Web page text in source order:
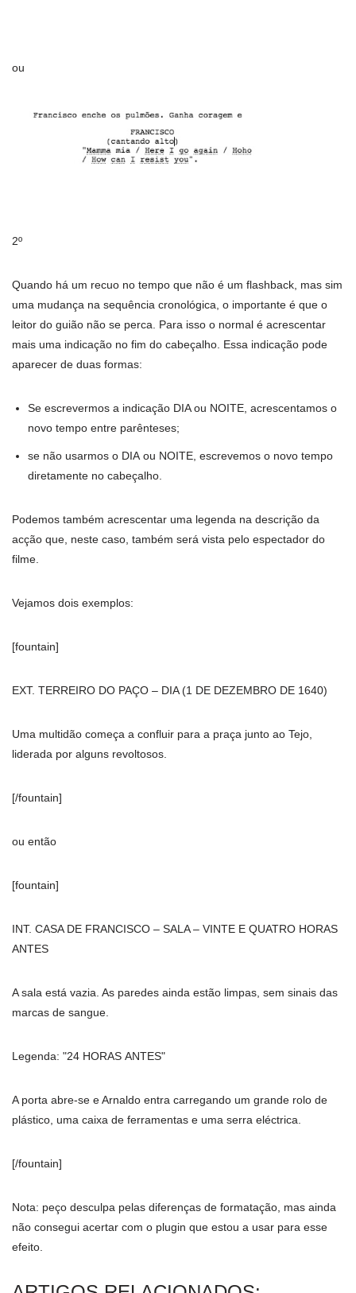
ou
2º
Quando há um recuo no tempo que não é um flashback, mas sim
uma mudança na sequência cronológica, o importante é que o
leitor do guião não se perca. Para isso o normal é acrescentar
mais uma indicação no fim do cabeçalho. Essa indicação pode
aparecer de duas formas:
Se escrevermos a indicação DIA ou NOITE, acrescentamos o
novo tempo entre parênteses;
se não usarmos o DIA ou NOITE, escrevemos o novo tempo
diretamente no cabeçalho.
Podemos também acrescentar uma legenda na descrição da
acção que, neste caso, também será vista pelo espectador do
filme.
Vejamos dois exemplos:
[fountain]
EXT. TERREIRO DO PAÇO – DIA (1 DE DEZEMBRO DE 1640)
Uma multidão começa a confluir para a praça junto ao Tejo,
liderada por alguns revoltosos.
[/fountain]
ou então
[fountain]
INT. CASA DE FRANCISCO – SALA – VINTE E QUATRO HORAS
ANTES
A sala está vazia. As paredes ainda estão limpas, sem sinais das
marcas de sangue.
Legenda: "24 HORAS ANTES"
A porta abre-se e Arnaldo entra carregando um grande rolo de
plástico, uma caixa de ferramentas e uma serra eléctrica.
[/fountain]
Nota: peço desculpa pelas diferenças de formatação, mas ainda
não consegui acertar com o plugin que estou a usar para esse
efeito.